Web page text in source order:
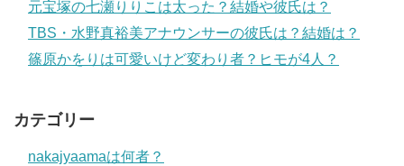
元宝塚の七瀬りりこは太った？結婚や彼氏は？
TBS・水野真裕美アナウンサーの彼氏は？結婚は？
篠原かをりは可愛いけど変わり者？ヒモが4人？
カテゴリー
nakajyaamaは何者？